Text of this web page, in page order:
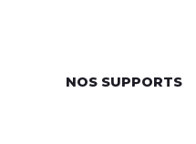
NOS SUPPORTS